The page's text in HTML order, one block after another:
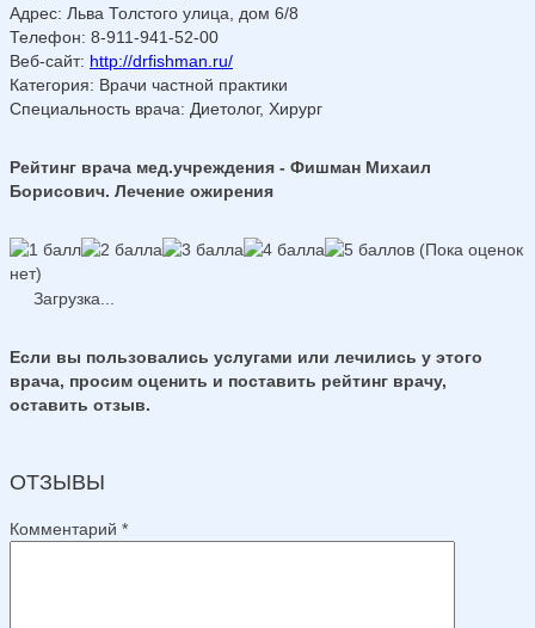
Адрес: Льва Толстого улица, дом 6/8
Телефон: 8-911-941-52-00
Веб-сайт: http://drfishman.ru/
Категория: Врачи частной практики
Специальность врача: Диетолог, Хирург
Рейтинг врача мед.учреждения - Фишман Михаил
Борисович. Лечение ожирения
(Пока оценок
нет)
Загрузка...
Если вы пользовались услугами или лечились у этого
врача, просим оценить и поставить рейтинг врачу,
оставить отзыв.
ОТЗЫВЫ
Комментарий *